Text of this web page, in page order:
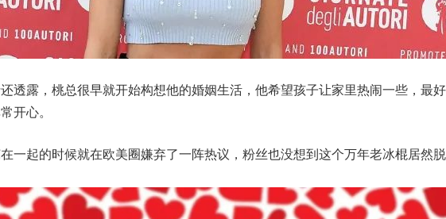
透露，桃总很早就开始构想他的婚姻生活，他希望孩子让家里热闹一些，最
开心。
一起的时候就在欧美圈嫌弃了一阵热议，粉丝也没想到这个万年老冰棍居然